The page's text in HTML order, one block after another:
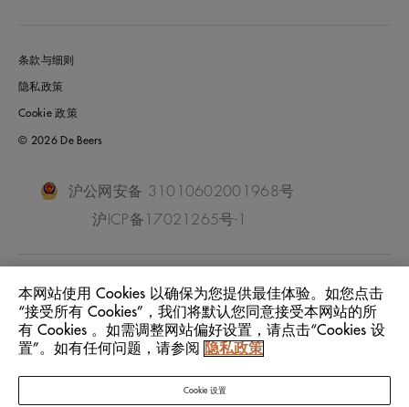
条款与细则
隐私政策
Cookie 政策
© 2026 De Beers
沪公网安备 31010602001968号
沪ICP备17021265号-1
位置: China Mainland
语言: 中文
本网站使用 Cookies 以确保为您提供最佳体验。如您点击
“接受所有 Cookies”，我们将默认您同意接受本网站的所
有 Cookies 。如需调整网站偏好设置，请点击“Cookies 设
置”。如有任何问题，请参阅
隐私政策
Cookie 设置